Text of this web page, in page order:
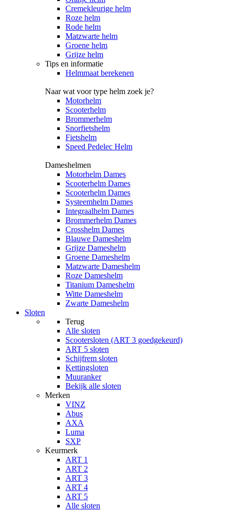
Cremekleurige helm
Roze helm
Rode helm
Matzwarte helm
Groene helm
Grijze helm
Tips en informatie
Helmmaat berekenen
Naar wat voor type helm zoek je?
Motorhelm
Scooterhelm
Brommerhelm
Snorfietshelm
Fietshelm
Speed Pedelec Helm
Dameshelmen
Motorhelm Dames
Scooterhelm Dames
Scooterhelm Dames
Systeemhelm Dames
Integraalhelm Dames
Brommerhelm Dames
Crosshelm Dames
Blauwe Dameshelm
Grijze Dameshelm
Groene Dameshelm
Matzwarte Dameshelm
Roze Dameshelm
Titanium Dameshelm
Witte Dameshelm
Zwarte Dameshelm
Sloten
Terug
Alle sloten
Scootersloten (ART 3 goedgekeurd)
ART 5 sloten
Schijfrem sloten
Kettingsloten
Muuranker
Bekijk alle sloten
Merken
VINZ
Abus
AXA
Luma
SXP
Keurmerk
ART 1
ART 2
ART 3
ART 4
ART 5
Alle sloten